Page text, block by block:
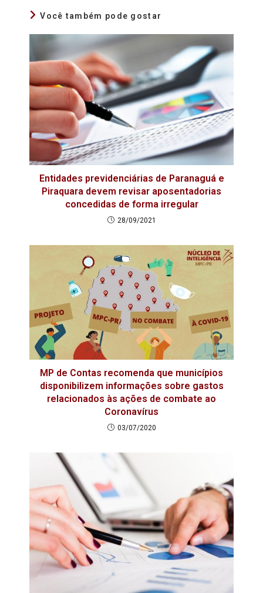
Você também pode gostar
Entidades previdenciárias de Paranaguá e
Piraquara devem revisar aposentadorias
concedidas de forma irregular
28/09/2021
MP de Contas recomenda que municípios
disponibilizem informações sobre gastos
relacionados às ações de combate ao
Coronavírus
03/07/2020